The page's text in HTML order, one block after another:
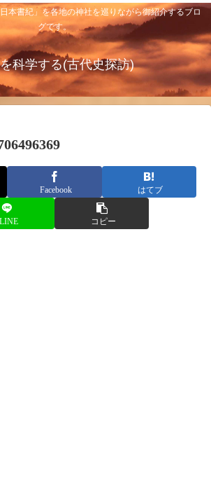
本書紀」を各地の神社を巡りながら御紹介するブロ
グです。
科学する(古代史探訪)
Facebook はてブ
LINE コピー